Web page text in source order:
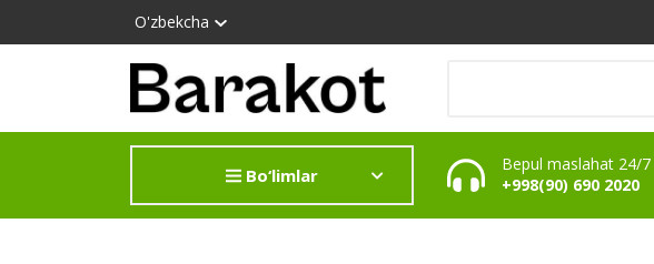
O'zbekcha
Bo‘limlar
Bepul maslahat 24/7
+998(90) 690 2020